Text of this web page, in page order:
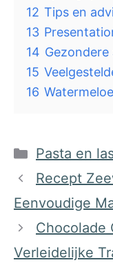
12 Tips en
13
14
15
16
Pasta en
Recept
Eenvoudige
Chocolade
Verleidelijke